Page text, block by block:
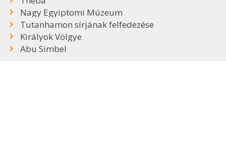
Nagy Egyiptomi Múzeum
Tutanhamon sírjának felfedezése
Királyok Völgye
Abu Simbel